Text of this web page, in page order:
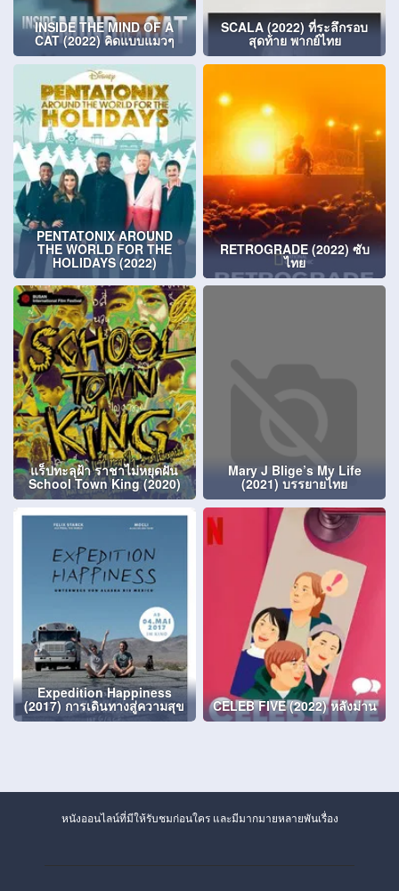
INSIDE THE MIND OF A
CAT (2022) คิดแบบแมวๆ
SCALA (2022) ที่ระลึกรอบ
สุดท้าย พากย์ไทย
PENTATONIX AROUND
THE WORLD FOR THE
HOLIDAYS (2022)
RETROGRADE (2022) ซับ
ไทย
แร็ปทะลุฝ้า ราชาไม่หยุดฝัน
School Town King (2020)
Mary J Blige’s My Life
(2021) บรรยายไทย
Expedition Happiness
(2017) การเดินทางสู่ความสุข CELEB FIVE (2022) หลังม่าน
หนังออนไลน์ที่มีให้รับชมก่อนใคร และมีมากมายหลายพันเรื่อง